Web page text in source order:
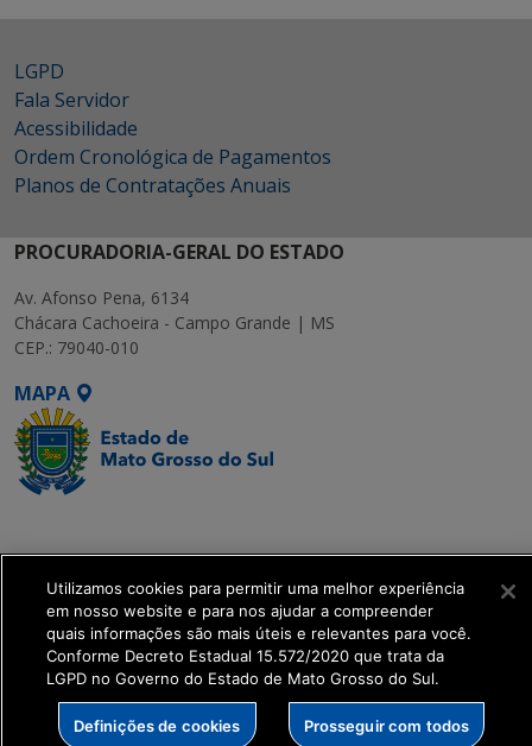
LGPD
Fala Servidor
Acessibilidade
Ordem Cronológica de Pagamentos
Planos de Contratações Anuais
PROCURADORIA-GERAL DO ESTADO
Av. Afonso Pena, 6134
Chácara Cachoeira - Campo Grande | MS
CEP.: 79040-010
MAPA
Executiva de
Transformação Digital
get_footer();
Utilizamos cookies para permitir uma melhor experiência
em nosso website e para nos ajudar a compreender
quais informações são mais úteis e relevantes para você.
Conforme Decreto Estadual 15.572/2020 que trata da
LGPD no Governo do Estado de Mato Grosso do Sul.
Definições de cookies Prosseguir com todos